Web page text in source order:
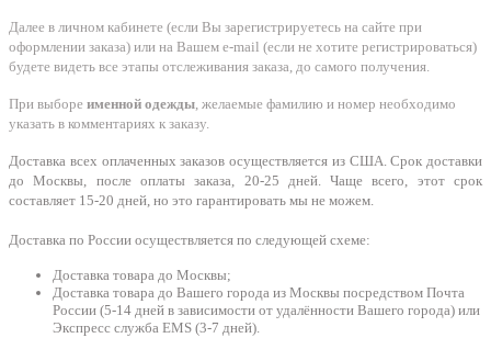
Далее в личном кабинете (если Вы зарегистрируетесь на сайте при
оформлении заказа) или на Вашем e-mail (если не хотите регистрироваться)
будете видеть все этапы отслеживания заказа, до самого получения.
При выборе именной одежды, желаемые фамилию и номер необходимо
указать в комментариях к заказу.
Доставка всех оплаченных заказов осуществляется из США. Срок доставки
до Москвы, после оплаты заказа, 20-25 дней. Чаще всего, этот срок
составляет 15-20 дней, но это гарантировать мы не можем.
Доставка по России осуществляется по следующей схеме:
Доставка товара до Москвы;
Доставка товара до Вашего города из Москвы посредством Почта
России (5-14 дней в зависимости от удалённости Вашего города) или
Экспресс служба EMS (3-7 дней).